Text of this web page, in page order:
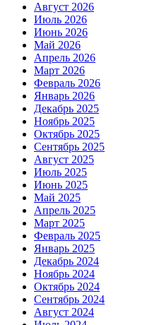
Август 2026
Июль 2026
Июнь 2026
Май 2026
Апрель 2026
Март 2026
Февраль 2026
Январь 2026
Декабрь 2025
Ноябрь 2025
Октябрь 2025
Сентябрь 2025
Август 2025
Июль 2025
Июнь 2025
Май 2025
Апрель 2025
Март 2025
Февраль 2025
Январь 2025
Декабрь 2024
Ноябрь 2024
Октябрь 2024
Сентябрь 2024
Август 2024